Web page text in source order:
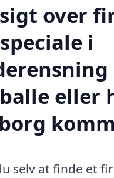
over
i
eller
selv at finde et